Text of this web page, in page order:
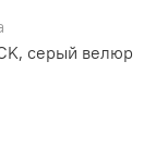
серый велюр